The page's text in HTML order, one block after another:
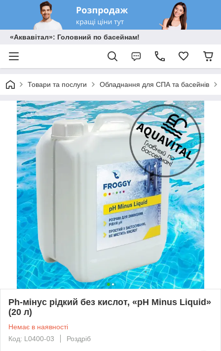
«Аквавітал»: Головний по басейнам!
Товари та послуги Обладнання для СПА та басейнів
Ph-мінус рідкий без кислот, «рН Minus Liquid»
(20 л)
Немає в наявності
Код: L0400-03
Роздріб